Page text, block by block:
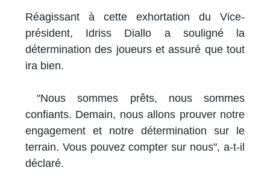
Réagissant à cette exhortation du Vice-
président, Idriss Diallo a souligné la
détermination des joueurs et assuré que tout
ira bien.
"Nous sommes prêts, nous sommes
confiants. Demain, nous allons prouver notre
engagement et notre détermination sur le
terrain. Vous pouvez compter sur nous", a-t-il
déclaré.